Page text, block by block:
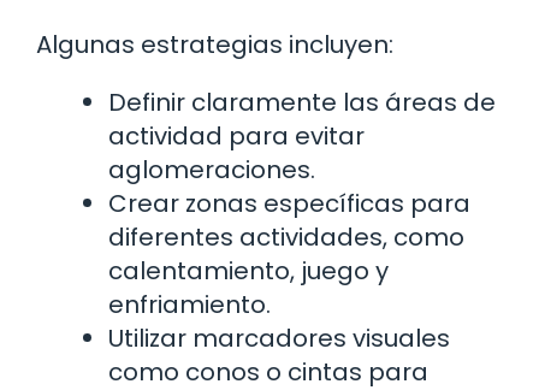
Algunas estrategias incluyen:
Definir claramente las áreas de
actividad para evitar
aglomeraciones.
Crear zonas específicas para
diferentes actividades, como
calentamiento, juego y
enfriamiento.
Utilizar marcadores visuales
como conos o cintas para